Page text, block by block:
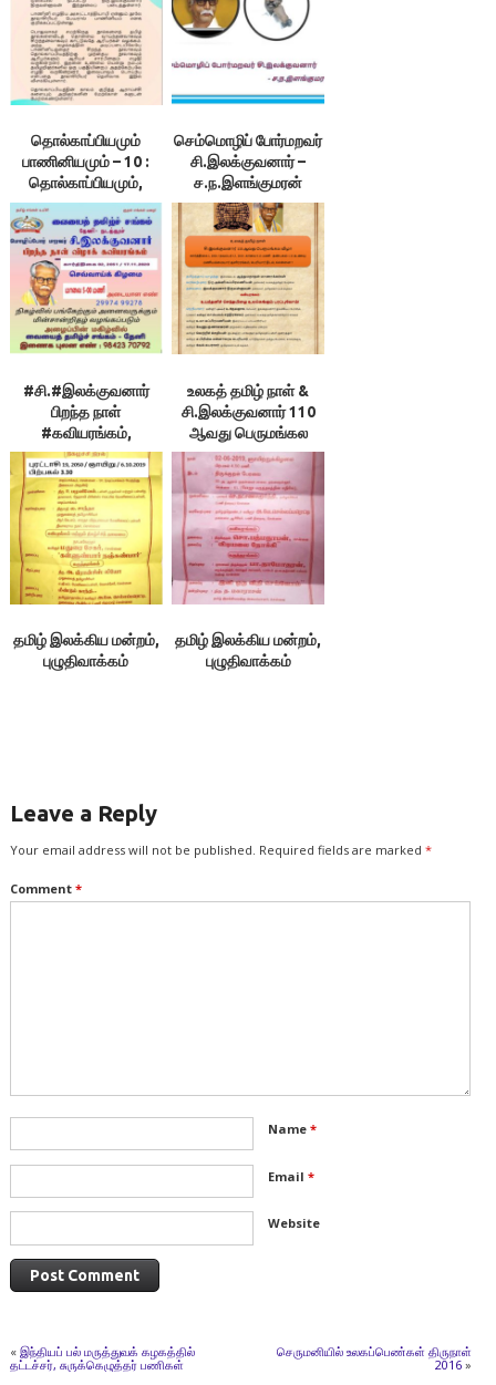
தொல்காப்பியமும்
பாணினியமும் – 10 :
தொல்காப்பியமும்,
திருக்குறளும்
தமிழர்களின் இரண்டு
கண்களாகும். –
இலக்குவனார்
திருவள்ளுவன்
செம்மொழிப் போர்மறவர்
சி.இலக்குவனார் –
ச.ந.இளங்குமரன்
#சி.#இலக்குவனார்
பிறந்த நாள்
#கவியரங்கம்,
17.11.2020
உலகத் தமிழ் நாள் &
சி.இலக்குவனார் 110
ஆவது பெருமங்கல
விழா
தமிழ் இலக்கிய மன்றம்,
புழுதிவாக்கம்
தமிழ் இலக்கிய மன்றம்,
புழுதிவாக்கம்
Leave a Reply
Your email address will not be published. Required fields are marked *
Comment *
Name *
Email *
Website
« இந்தியப் பல் மருத்துவக் கழகத்தில்
தட்டச்சர், சுருக்கெழுத்தர் பணிகள்
செருமனியில் உலகப்பெண்கள் திருநாள்
2016 »